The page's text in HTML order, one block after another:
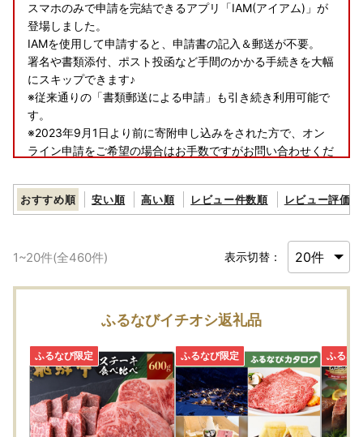
スマホのみで申請を完結できるアプリ「IAM(アイアム)」が
登場しました。
IAMを使用して申請すると、申請書の記入＆郵送が不要。
署名や書類添付、ポスト投函など手間のかかる手続きを大幅
にスキップできます♪
※従来通りの「書類郵送による申請」も引き続き利用可能で
す。
※2023年9月1日より前に寄附申し込みをされた方で、オン
ライン申請をご希望の場合はお手数ですがお問い合わせくだ
▼申請アプリ【IAM】のダウンロード▼
おすすめ順 安い順 高い順 レビュー件数順 レビュー評価順
1~20件(全460件) 表示切替：
ふるなびイチオシ返礼品